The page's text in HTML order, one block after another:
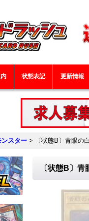
状態表記 更新情報
ンスター > 〔状態B〕青眼の
〔状態B〕